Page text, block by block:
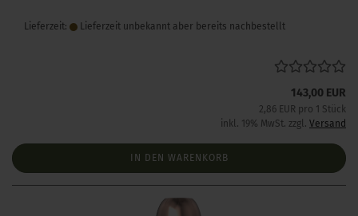
Lieferzeit: Lieferzeit unbekannt aber bereits nachbestellt
143,00 EUR
2,86 EUR pro 1 Stück
inkl. 19% MwSt. zzgl. Versand
IN DEN WARENKORB